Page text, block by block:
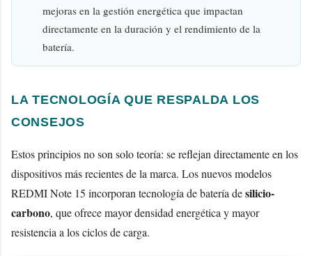
mejoras en la gestión energética que impactan
directamente en la duración y el rendimiento de la
batería.
LA TECNOLOGÍA QUE RESPALDA LOS
CONSEJOS
Estos principios no son solo teoría: se reflejan directamente en los
dispositivos más recientes de la marca. Los nuevos modelos
REDMI Note 15 incorporan tecnología de batería desilicio-
carbono, que ofrece mayor densidad energética y mayor
resistencia a los ciclos de carga.